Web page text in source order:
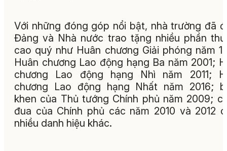
Với những đóng góp nổi bật, nhà trường đã
Đảng và Nhà nước trao tặng nhiều phần
cao quý như Huân chương Giải phóng năm
Huân chương Lao động hạng Ba năm 2001;
chương Lao động hạng Nhì năm 2011;
chương Lao động hạng Nhất năm 2016;
khen của Thủ tướng Chính phủ năm 2009;
đua của Chính phủ các năm 2010 và 2012
nhiều danh hiệu khác.